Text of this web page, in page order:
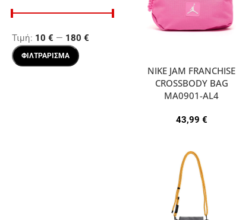
ΦΙΛΤΡΆΡΙΣΜΑ
Τιμή: 10 € — 180 €
NIKE JAM FRANCHISE
CROSSBODY BAG
MA0901-AL4
43,99 €